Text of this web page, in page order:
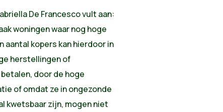
De Francesco vult aan:
woningen waar nog hoge
aantal kopers kan hierdoor in
herstellingen of
door de hoge
of omdat ze in ongezonde
kwetsbaar zijn, mogen niet